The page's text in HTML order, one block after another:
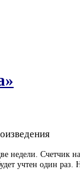
недели. Счетчик
учтен один